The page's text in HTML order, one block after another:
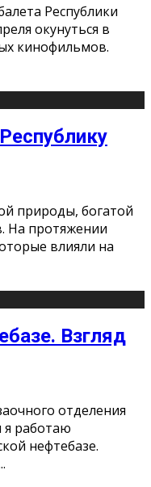
Республики
окунуться в
кинофильмов.
природы, богатой
На протяжении
влияли на
Взгляд
отделения
я работаю
нефтебазе.